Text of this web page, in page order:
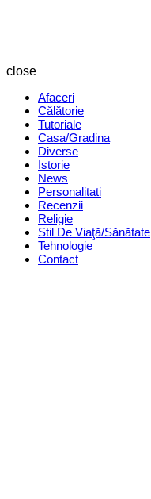
close
Afaceri
Călătorie
Tutoriale
Casa/Gradina
Diverse
Istorie
News
Personalitati
Recenzii
Religie
Stil De Viaţă/Sănătate
Tehnologie
Contact